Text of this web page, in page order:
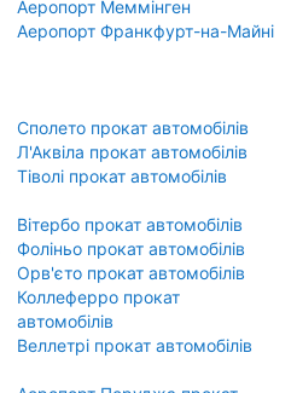
Аеропорт Меммінген
Аеропорт Франкфурт-на-Майні
Сполето прокат автомобілів
Л'Аквіла прокат автомобілів
Тіволі прокат автомобілів
Вітербо прокат автомобілів
Фоліньо прокат автомобілів
Орв'єто прокат автомобілів
Коллеферро прокат
автомобілів
Веллетрі прокат автомобілів